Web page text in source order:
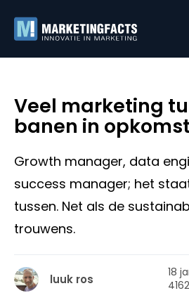
Veel marketing
banen in
Growth manager, data
success manager; het
tussen. Net als de
trouwens.
luuk ros
18